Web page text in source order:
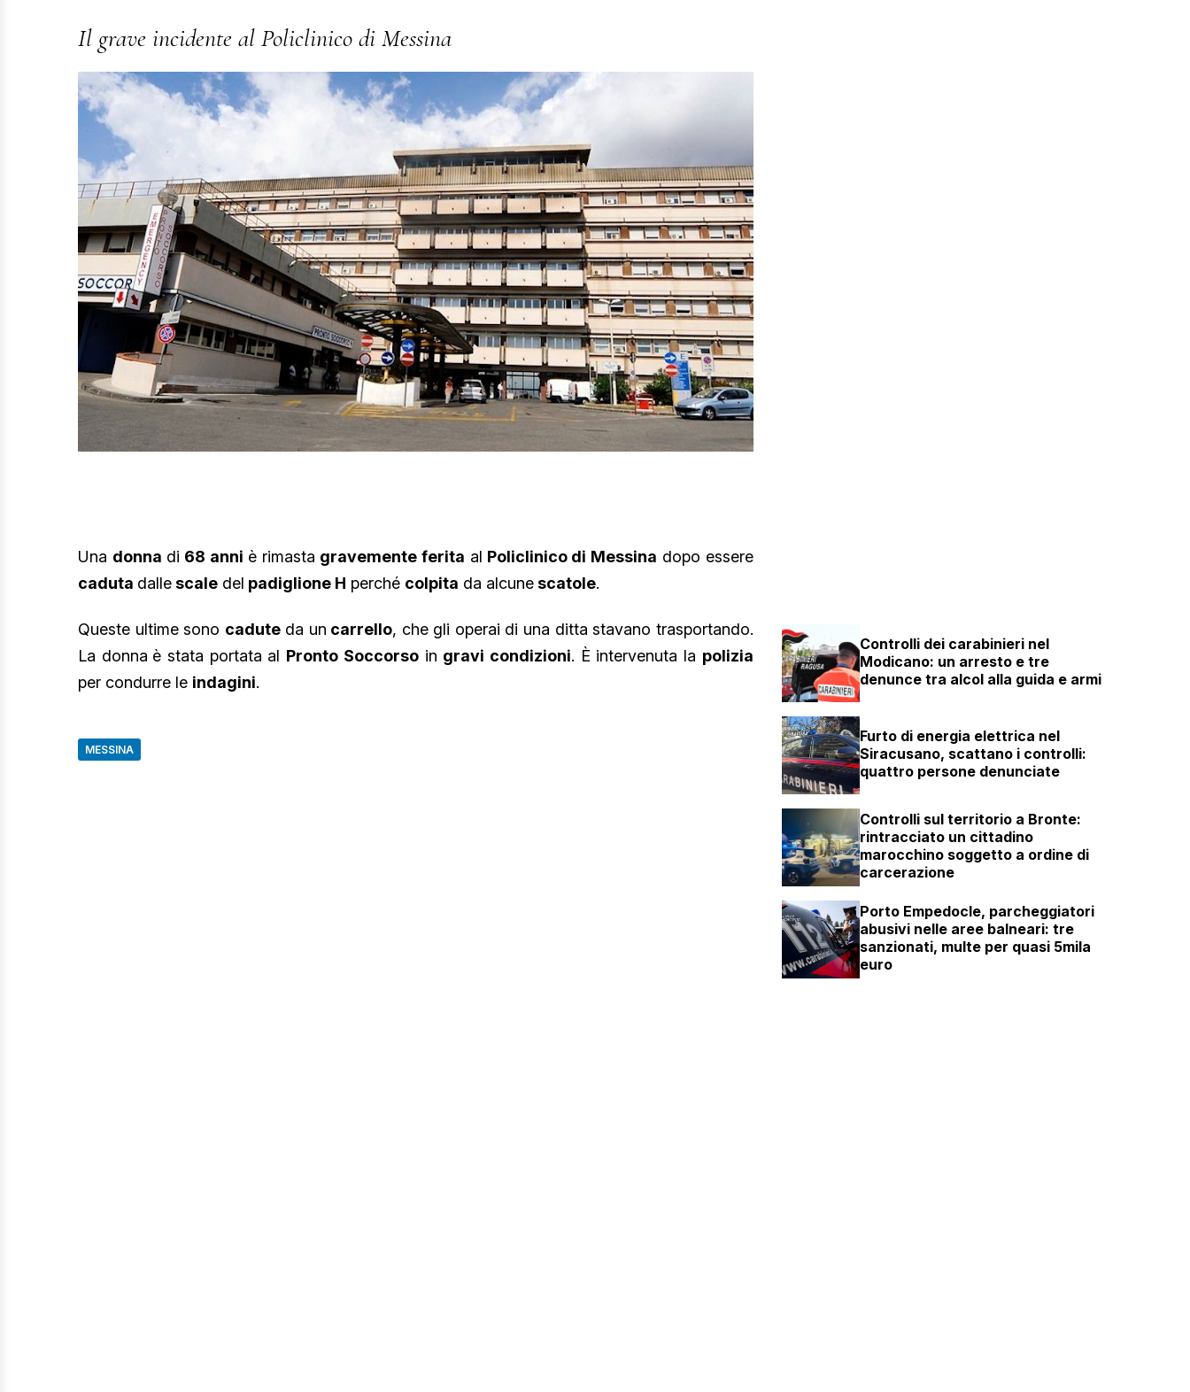
Il grave incidente al Policlinico di Messina
Una donna di 68 anni è rimasta gravemente ferita al Policlinico di Messina dopo essere
caduta dallescale del padiglione H perché colpita da alcunescatole.
Queste ultime sono caduteda un carrello, che gli operai di una ditta stavano trasportando.
La donna è stata portata al Pronto Soccorsoin gravi condizioni. È intervenuta la polizia
per condurre le indagini.
MESSINA
Controlli dei carabinieri nel
Modicano: un arresto e tre
denunce tra alcol alla guida e armi
Furto di energia elettrica nel
Siracusano, scattano i controlli:
quattro persone denunciate
Controlli sul territorio a Bronte:
rintracciato un cittadino
marocchino soggetto a ordine di
carcerazione
Porto Empedocle, parcheggiatori
abusivi nelle aree balneari: tre
sanzionati, multe per quasi 5mila
euro